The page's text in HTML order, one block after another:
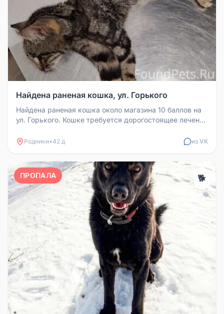
Найдена раненая кошка, ул. Горького
Найдена раненая кошка около магазина 10 баллов на
ул. Горького. Кошке требуется дорогостоящее лечение
Родники•42 д из VK
ПРОПАЛА 🐕